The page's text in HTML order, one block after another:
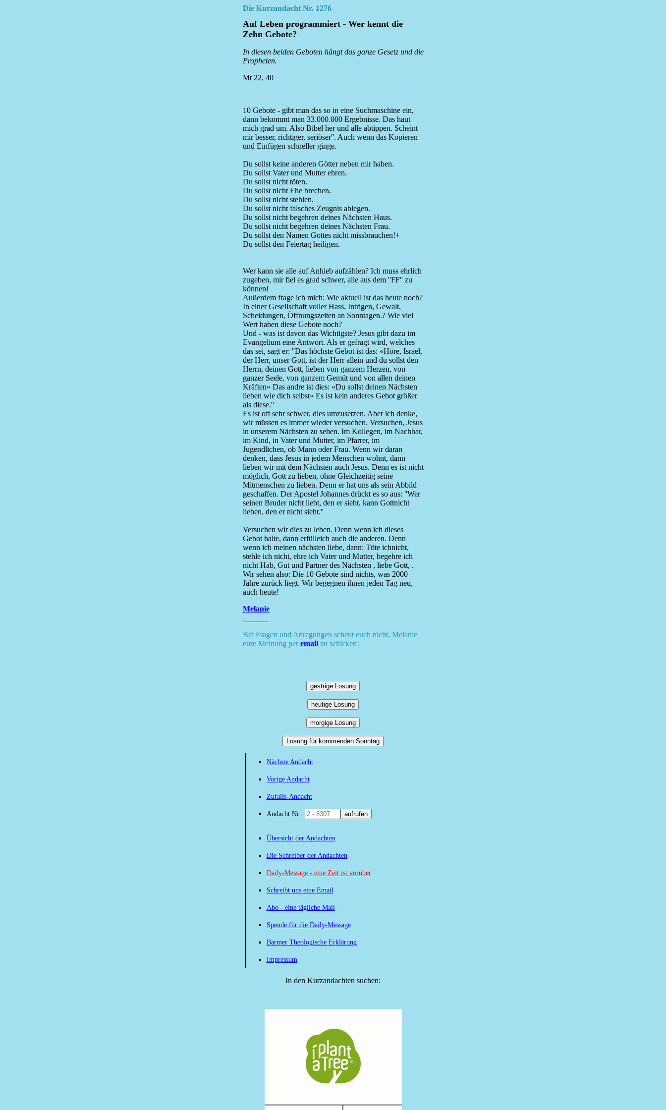
Die Kurzandacht Nr. 1276
Auf Leben programmiert - Wer kennt die
Zehn Gebote?
In diesen beiden Geboten hängt das ganze Gesetz und die
Propheten.
Mt 22, 40
10 Gebote - gibt man das so in eine Suchmaschine ein,
dann bekommt man 33.000.000 Ergebnisse. Das haut
mich grad um. Also Bibel her und alle abtippen. Scheint
mir besser, richtiger, seriöser''. Auch wenn das Kopieren
und Einfügen schneller ginge.
Du sollst keine anderen Götter neben mir haben.
Du sollst Vater und Mutter ehren.
Du sollst nicht töten.
Du sollst nicht Ehe brechen.
Du sollst nicht stehlen.
Du sollst nicht falsches Zeugnis ablegen.
Du sollst nicht begehren deines Nächsten Haus.
Du sollst nicht begehren deines Nächsten Frau.
Du sollst den Namen Gottes nicht missbrauchen!+
Du sollst den Feiertag heiligen.
Wer kann sie alle auf Anhieb aufzählen? Ich muss ehrlich
zugeben, mir fiel es grad schwer, alle aus dem ''FF'' zu
können!
Außerdem frage ich mich: Wie aktuell ist das heute noch?
In einer Gesellschaft voller Hass, Intrigen, Gewalt,
Scheidungen, Öffnungszeiten an Sonntagen.? Wie viel
Wert haben diese Gebote noch?
Und - was ist davon das Wichtigste? Jesus gibt dazu im
Evangelium eine Antwort. Als er gefragt wird, welches
das sei, sagt er: ''Das höchste Gebot ist das: «Höre, Israel,
der Herr, unser Gott, ist der Herr allein und du sollst den
Herrn, deinen Gott, lieben von ganzem Herzen, von
ganzer Seele, von ganzem Gemüt und von allen deinen
Kräften» Das andre ist dies: «Du sollst deinen Nächsten
lieben wie dich selbst» Es ist kein anderes Gebot größer
als diese.''
Es ist oft sehr schwer, dies umzusetzen. Aber ich denke,
wir müssen es immer wieder versuchen. Versuchen, Jesus
in unserem Nächsten zu sehen. Im Kollegen, im Nachbar,
im Kind, in Vater und Mutter, im Pfarrer, im
Jugendlichen, ob Mann oder Frau. Wenn wir daran
denken, dass Jesus in jedem Menschen wohnt, dann
lieben wir mit dem Nächsten auch Jesus. Denn es ist nicht
möglich, Gott zu lieben, ohne Gleichzeitig seine
Mitmenschen zu lieben. Denn er hat uns als sein Abbild
geschaffen. Der Apostel Johannes drückt es so aus: ''Wer
seinen Bruder nicht liebt, den er sieht, kann Gottnicht
lieben, den er nicht sieht.''
Versuchen wir dies zu leben. Denn wenn ich dieses
Gebot halte, dann erfülleich auch die anderen. Denn
wenn ich meinen nächsten liebe, dann: Töte ichnicht,
stehle ich nicht, ehre ich Vater und Mutter, begehre ich
nicht Hab, Gut und Partner des Nächsten , liebe Gott, .
Wir sehen also: Die 10 Gebote sind nichts, was 2000
Jahre zurück liegt. Wir begegnen ihnen jeden Tag neu,
auch heute!
Melanie
Bei Fragen und Anregungen scheut euch nicht, Melanie
eure Meinung peremailzu schicken!
gestrige Losung
heutige Losung
morgige Losung
Losung für kommenden Sonntag
Nächste Andacht
Vorige Andacht
Zufalls-Andacht
Andacht Nr.: aufrufen
Übersicht der Andachten
Die Schreiber der Andachten
Daily-Message - eine Zeit ist vorüber
Schreibt uns eine Email
Abo - eine tägliche Mail
Spende für die Daily-Message
Barmer Theologische Erklärung
Impressum
In den Kurzandachten suchen: